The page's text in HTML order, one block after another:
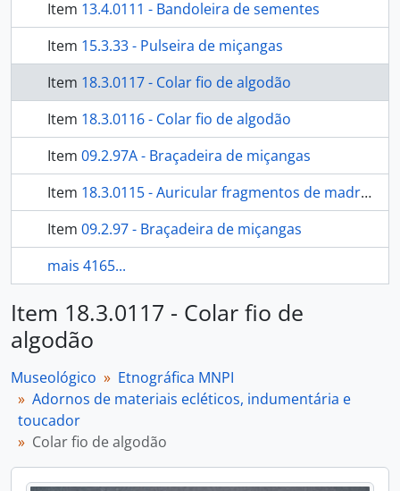
Item 13.4.0111 - Bandoleira de sementes
Item 15.3.33 - Pulseira de miçangas
Item 18.3.0117 - Colar fio de algodão
Item 18.3.0116 - Colar fio de algodão
Item 09.2.97A - Braçadeira de miçangas
Item 18.3.0115 - Auricular fragmentos de madrepérola
Item 09.2.97 - Braçadeira de miçangas
mais 4165...
Item 18.3.0117 - Colar fio de
algodão
Museológico
Etnográfica MNPI
Adornos de materiais ecléticos, indumentária e
toucador
Colar fio de algodão